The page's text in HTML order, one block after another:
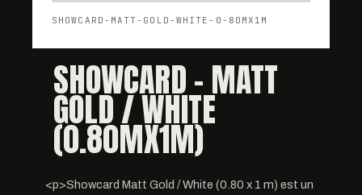
SHOWCARD-MATT-GOLD-WHITE-0-80MX1M
SHOWCARD - MATT
GOLD / WHITE
(0.80MX1M)
<p>Showcard Matt Gold / White (0.80 x 1 m) est un